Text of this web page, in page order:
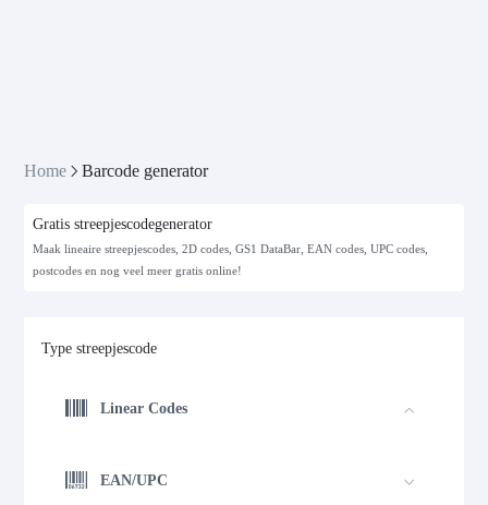
Home Barcode generator
Gratis streepjescodegenerator
Maak lineaire streepjescodes, 2D codes, GS1 DataBar, EAN codes, UPC codes,
postcodes en nog veel meer gratis online!
Type streepjescode
Linear Codes
EAN/UPC